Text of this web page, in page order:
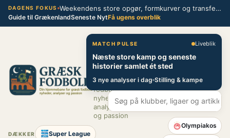
Spring
DAGENS FOKUS Weekendens store opgør, formkurver og transferblik fra græsk fodbold
Guide til GrækenlandSeneste NytFå ugens overblik
Græsk Fodbold
Din
hjemmebane
for græsk
fodbold –
nyheder,
analyser
og passion
DÆKKER Super League
MATCH PULSE Liveblik
Næste store kamp og seneste
historier samlet ét sted
3 nye analyser i dag Stilling & kampe
Olympiakos